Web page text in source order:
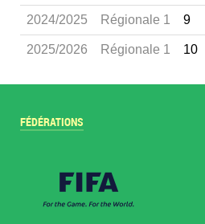
2024/2025 Régionale 1 9
2025/2026 Régionale 1 10
FÉDÉRATIONS